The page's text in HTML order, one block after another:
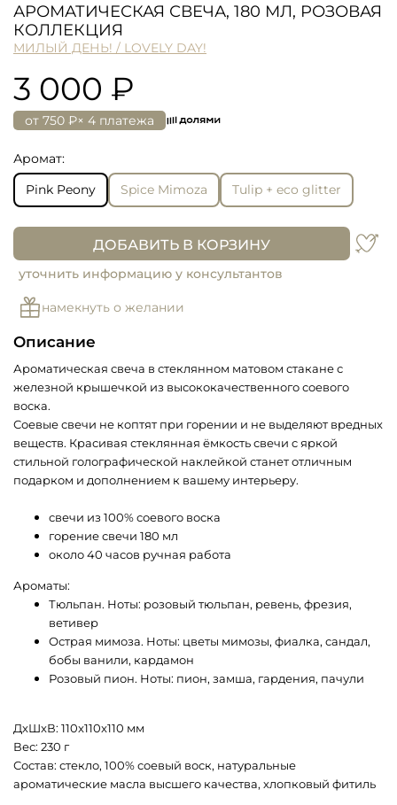
АРОМАТИЧЕСКАЯ СВЕЧА, 180 МЛ, РОЗОВАЯ
КОЛЛЕКЦИЯ
МИЛЫЙ ДЕНЬ! / LOVELY DAY!
3 000 ₽
от 750 ₽× 4 платежа
Аромат:
Pink Peony
Spice Mimoza Tulip + eco glitter
ДОБАВИТЬ В КОРЗИНУ
уточнить информацию у консультантов
намекнуть о желании
Описание
Ароматическая свеча в стеклянном матовом стакане с
железной крышечкой из высококачественного соевого
воска.
Соевые свечи не коптят при горении и не выделяют вредных
веществ. Красивая стеклянная ёмкость свечи c яркой
стильной голографической наклейкой станет отличным
подарком и дополнением к вашему интерьеру.
свечи из 100% соевого воска
горение свечи 180 мл
около 40 часов ручная работа
Ароматы:
Тюльпан. Ноты: розовый тюльпан, ревень, фрезия,
ветивер
Острая мимоза. Ноты: цветы мимозы, фиалка, сандал,
бобы ванили, кардамон
Розовый пион. Ноты: пион, замша, гардения, пачули
ДxШxВ: 110x110x110 мм
Вес: 230 г
Состав: стекло, 100% соевый воск, натуральные
ароматические масла высшего качества, хлопковый фитиль